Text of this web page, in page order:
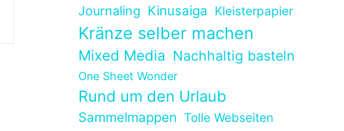
Journaling Kinusaiga Kleisterpapier
Kränze selber machen
Mixed Media Nachhaltig basteln
One Sheet Wonder
Rund um den Urlaub
Sammelmappen Tolle Webseiten